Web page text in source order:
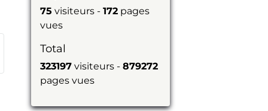
75 visiteurs -172 pages
vues
Total
323197 visiteurs -879272
pages vues